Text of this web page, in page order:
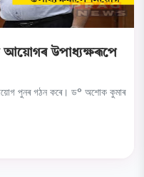
আয়োগৰ উপাধ্যক্ষৰূপে
আয়োগ পুনৰ গঠন কৰে। ড° অশোক কুমাৰ